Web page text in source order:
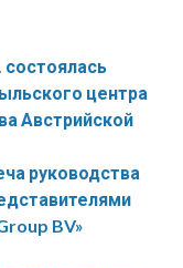
состоялась
центра
Австрийской
руководства
BV»